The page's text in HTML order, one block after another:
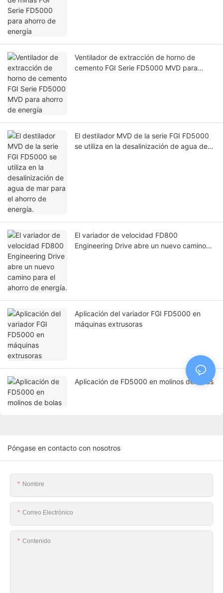
Ventilador de extracción de horno de
cemento FGI Serie FD5000 MVD para
El destilador MVD de la serie FGI FD5000
se utiliza en la desalinización de agua de
El variador de velocidad FD800
Engineering Drive abre un nuevo camino
Aplicación del variador FGI FD5000 en
máquinas extrusoras
Aplicación de FD5000 en molinos de bolas
Póngase en contacto con nosotros
Nombre
Correo Electrónico
Contenido